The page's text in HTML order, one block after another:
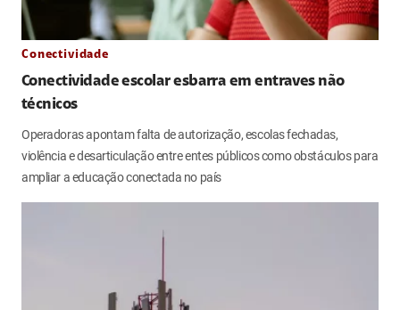
Conectividade
Conectividade escolar esbarra em entraves não
técnicos
Operadoras apontam falta de autorização, escolas fechadas,
violência e desarticulação entre entes públicos como obstáculos para
ampliar a educação conectada no país